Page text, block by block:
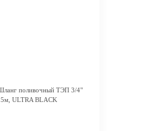
поливочный ТЭП 3/4"
ULTRA BLACK